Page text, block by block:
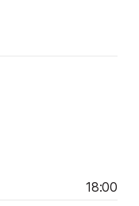
18:00